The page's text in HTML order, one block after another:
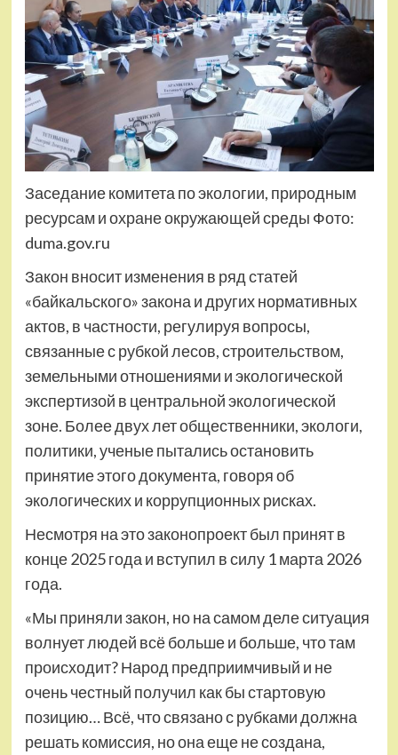
Заседание комитета по экологии, природным
ресурсам и охране окружающей среды Фото:
duma.gov.ru
Закон вносит изменения в ряд статей
«байкальского» закона и других нормативных
актов, в частности, регулируя вопросы,
связанные с рубкой лесов, строительством,
земельными отношениями и экологической
экспертизой в центральной экологической
зоне. Более двух лет общественники, экологи,
политики, ученые пытались остановить
принятие этого документа, говоря об
экологических и коррупционных рисках.
Несмотря на это законопроект был принят в
конце 2025 года и вступил в силу 1 марта 2026
года.
«Мы приняли закон, но на самом деле ситуация
волнует людей всё больше и больше, что там
происходит? Народ предприимчивый и не
очень честный получил как бы стартовую
позицию… Всё, что связано с рубками должна
решать комиссия, но она еще не создана,